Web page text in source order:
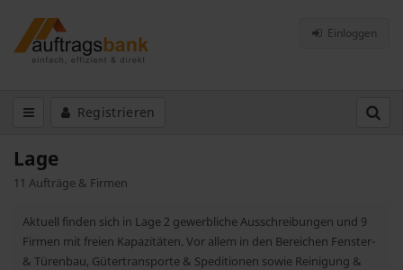
Einloggen
Registrieren
Lage
11 Aufträge & Firmen
Aktuell finden sich in Lage 2 gewerbliche Ausschreibungen und 9
Firmen mit freien Kapazitäten. Vor allem in den Bereichen Fenster-
& Türenbau, Gütertransporte & Speditionen sowie Reinigung &